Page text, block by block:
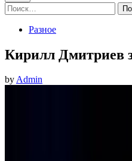
Найти:
PostedРазное
Кирилл Дмитриев
byAdmin